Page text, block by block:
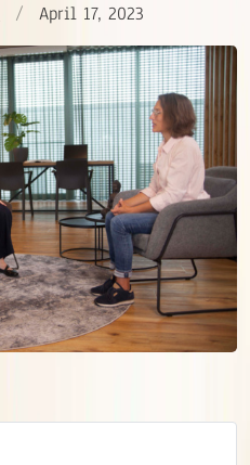
/ April 17, 2023